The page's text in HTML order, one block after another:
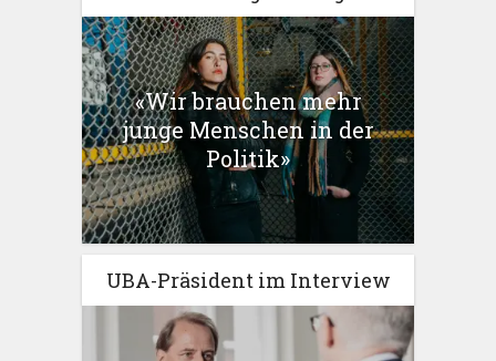
«Wir brauchen mehr
junge Menschen in der
Politik»
UBA-Präsident im Interview